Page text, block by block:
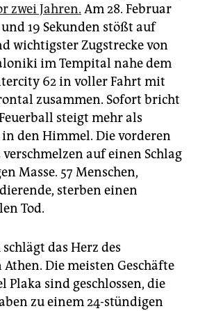
zwei Jahren. Am 28. Februar
und 19 Sekunden stößt auf
wichtigster Zugstrecke von
im Tempital nahe dem
62 in voller Fahrt mit
zusammen. Sofort bricht
steigt mehr als
den Himmel. Die vorderen
verschmelzen auf einen Schlag
Masse. 57 Menschen,
sterben einen
Tod.
das Herz des
Die meisten Geschäfte
sind geschlossen, die
zu einem 24-stündigen